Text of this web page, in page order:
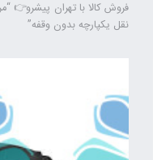
فروش کالا با تهران پیشرو👉
نقل یکپارچه بدون وقفه”